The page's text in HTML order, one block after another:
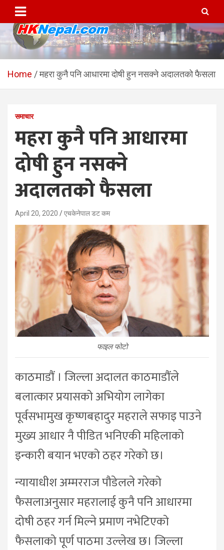
content
HKNepal.com – हङकङबाट
सञ्चालित पहिलो नेपाली अनलाईन
hknepal, hknepal.com, hk nepal, hk nepal com
Home महरा कुनै पनि आधारमा दोषी हुन नसक्ने अदालतको फैसला
समाचार
महरा कुनै पनि आधारमा
दोषी हुन नसक्ने
अदालतको फैसला
April 20, 2020 एचकेनेपाल डट कम
फाइल फोटो
काठमाडौं । जिल्ला अदालत काठमाडौंले
बलात्कार प्रयासको अभियोग लागेका
पूर्वसभामुख कृष्णबहादुर महराले सफाइ पाउने
मुख्य आधार नै पीडित भनिएकी महिलाको
इन्कारी बयान भएको ठहर गरेको छ।
न्यायाधीश अम्मरराज पौडेलले गरेको
फैसलाअनुसार महरालाई कुनै पनि आधारमा
दोषी ठहर गर्न मिल्ने प्रमाण नभेटिएको
फैसलाको पूर्ण पाठमा उल्लेख छ। जिल्ला